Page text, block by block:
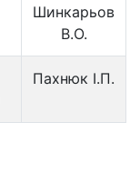
Шинкарьов
В.О.
Пахнюк І.П.